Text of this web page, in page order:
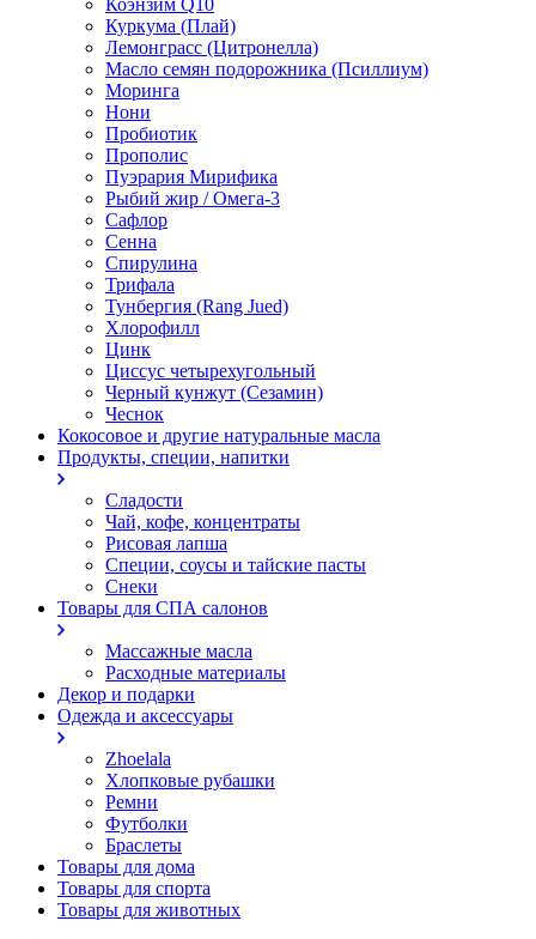
Коэнзим Q10
Куркума (Плай)
Лемонграсс (Цитронелла)
Масло семян подорожника (Псиллиум)
Моринга
Нони
Пробиотик
Прополис
Пуэрария Мирифика
Рыбий жир / Омега-3
Сафлор
Сенна
Спирулина
Трифала
Тунбергия (Rang Jued)
Хлорофилл
Цинк
Циссус четырехугольный
Черный кунжут (Сезамин)
Чеснок
Кокосовое и другие натуральные масла
Продукты, специи, напитки
Сладости
Чай, кофе, концентраты
Рисовая лапша
Специи, соусы и тайские пасты
Снеки
Товары для СПА салонов
Массажные масла
Расходные материалы
Декор и подарки
Одежда и аксессуары
Zhoelala
Хлопковые рубашки
Ремни
Футболки
Браслеты
Товары для дома
Товары для спорта
Товары для животных